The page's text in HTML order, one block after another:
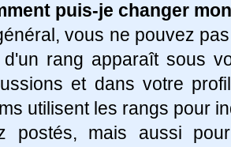
puis-je changer
vous ne pouvez
d'un rang apparaît sous
et dans votre
utilisent les rangs pour
postés, mais aussi